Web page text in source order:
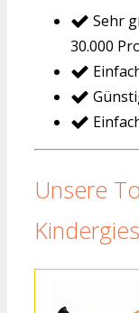
Sehr
30.000
Unsere